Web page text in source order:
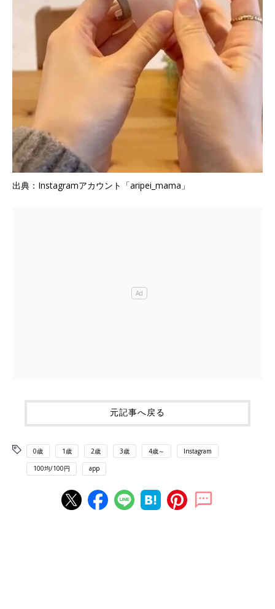
出典：Instagramアカウント「aripei_mama」
元記事へ戻る
0歳 1歳 2歳 3歳 4歳～ Instagram
100均/100円 app